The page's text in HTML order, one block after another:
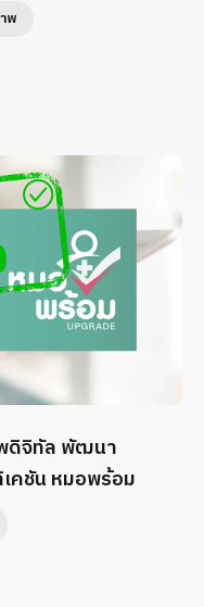
พ
ดิจิทัล พัฒนา
คชัน หมอพร้อม